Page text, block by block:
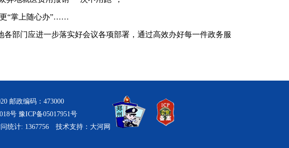
“掌上随心办”……
部门应进一步落实好会议各项部署，通过高效办好每一件政务服
邮政编码：473000
号 豫ICP备05017951号
统计: 1367756 技术支持： 大河网